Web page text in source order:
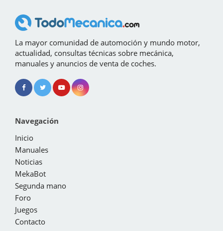
La mayor comunidad de automoción y mundo motor,
actualidad, consultas técnicas sobre mecánica,
manuales y anuncios de venta de coches.
Navegación
Inicio
Manuales
Noticias
MekaBot
Segunda mano
Foro
Juegos
Contacto